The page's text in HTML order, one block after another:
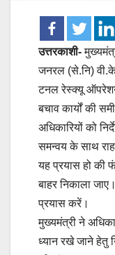
उत्तरकाशी-
जनरल (से.नि)
टनल रेस्क्यू
बचाव कार्यों की
अधिकारियों को
समन्वय के साथ
यह प्रयास हो की
बाहर निकाला
प्रयास करें।
मुख्यमंत्री ने
ध्यान रखे जाने हेतु